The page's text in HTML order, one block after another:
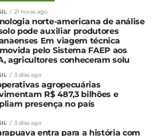
21 horas ago
norte-americana de análise
pode auxiliar produtores
Em viagem técnica
pelo Sistema FAEP aos
agricultores conheceram solu
3 dias ago
agropecuárias
R$ 487,3 bilhões e
presença no país
3 dias ago
entra para a história com